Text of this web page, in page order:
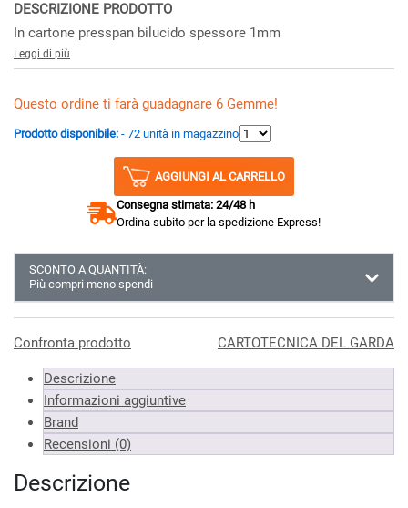
DESCRIZIONE PRODOTTO
In cartone presspan bilucido spessore 1mm
Leggi di più
Questo ordine ti farà guadagnare 6 Gemme!
Prodotto disponibile: - 72 unità in magazzino
AGGIUNGI AL CARRELLO
Consegna stimata: 24/48 h
Ordina subito per la spedizione Express!
SCONTO A QUANTITÀ:
Più compri meno spendi
Almeno 6 unità
6.38 €
*Prezzi IVA inclusa
Confronta prodotto CARTOTECNICA DEL GARDA
Descrizione
Informazioni aggiuntive
Brand
Recensioni (0)
Descrizione